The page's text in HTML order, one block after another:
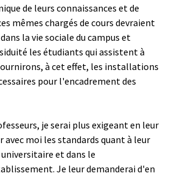
de leurs connaissances et de
mêmes chargés de cours devraient
la vie sociale du campus et
les étudiants qui assistent à
à cet effet, les installations
pour l'encadrement des
je serai plus exigeant en leur
moi les standards quant à leur
et dans le
Je leur demanderai d'en